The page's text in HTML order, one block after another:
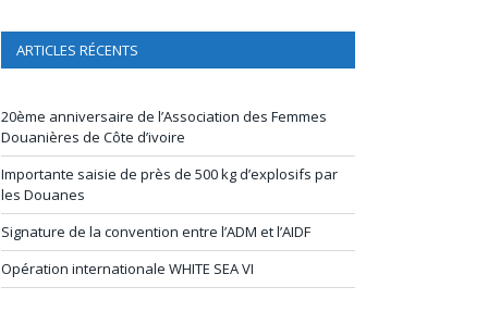
ARTICLES RÉCENTS
20ème anniversaire de l’Association des Femmes
Douanières de Côte d’ivoire
Importante saisie de près de 500 kg d’explosifs par
les Douanes
Signature de la convention entre l’ADM et l’AIDF
Opération internationale WHITE SEA VI